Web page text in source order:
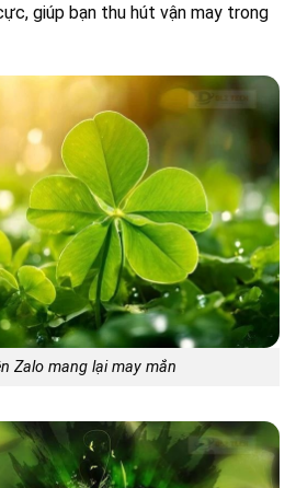
giúp bạn thu hút vận may trong
Zalo mang lại may mắn